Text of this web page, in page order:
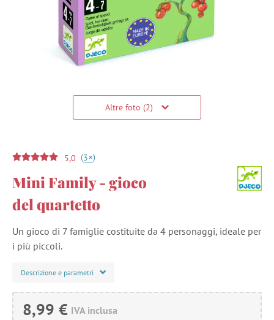
Altre foto (2)
5,0 (3+)
Mini Family - gioco
del quartetto
Un gioco di 7 famiglie costituite da 4 personaggi, ideale per
i più piccoli.
Descrizione e parametri
8,99 € IVA inclusa